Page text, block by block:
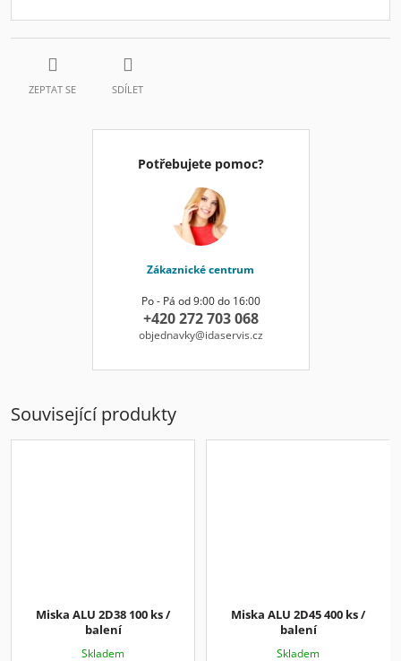
ZEPTAT SE SDÍLET
Potřebujete pomoc?
Zákaznické centrum
Po - Pá od 9:00 do 16:00
+420 272 703 068
objednavky@idaservis.cz
Související produkty
Miska ALU 2D38 100 ks /
balení
Skladem
Miska ALU 2D45 400 ks /
balení
Skladem